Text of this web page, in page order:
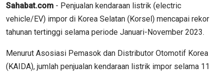
Sahabat.com - Penjualan kendaraan listrik (electric
vehicle/EV) impor di Korea Selatan (Korsel) mencapai rekor
tahunan tertinggi selama periode Januari-November 2023.
Menurut Asosiasi Pemasok dan Distributor Otomotif Korea
(KAIDA), jumlah penjualan kendaraan listrik impor selama 11